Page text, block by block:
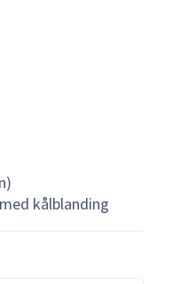
kålblanding